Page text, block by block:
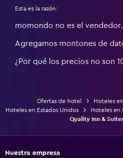
Esta es la razón:
momondo no es el vendedor.
Agregamos montones de
¿Por qué los precios no son
Ofertas de hotel
Hoteles
Hoteles en Estados Unidos
Hoteles en
Quality Inn &
Nuestra empresa